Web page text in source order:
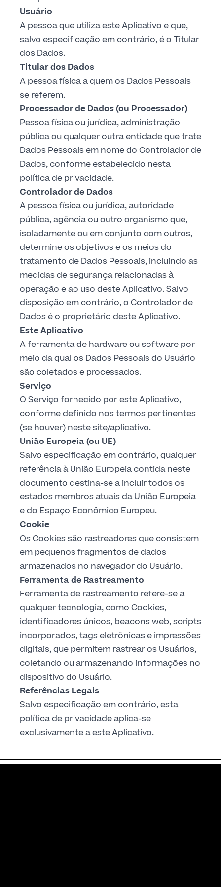
Usuário
A pessoa que utiliza este Aplicativo e que,
salvo especificação em contrário, é o Titular
dos Dados.
Titular dos Dados
A pessoa física a quem os Dados Pessoais
se referem.
Processador de Dados (ou Processador)
Pessoa física ou jurídica, administração
pública ou qualquer outra entidade que trate
Dados Pessoais em nome do Controlador de
Dados, conforme estabelecido nesta
política de privacidade.
Controlador de Dados
A pessoa física ou jurídica, autoridade
pública, agência ou outro organismo que,
isoladamente ou em conjunto com outros,
determine os objetivos e os meios do
tratamento de Dados Pessoais, incluindo as
medidas de segurança relacionadas à
operação e ao uso deste Aplicativo. Salvo
disposição em contrário, o Controlador de
Dados é o proprietário deste Aplicativo.
Este Aplicativo
A ferramenta de hardware ou software por
meio da qual os Dados Pessoais do Usuário
são coletados e processados.
Serviço
O Serviço fornecido por este Aplicativo,
conforme definido nos termos pertinentes
(se houver) neste site/aplicativo.
União Europeia (ou UE)
Salvo especificação em contrário, qualquer
referência à União Europeia contida neste
documento destina-se a incluir todos os
estados membros atuais da União Europeia
e do Espaço Econômico Europeu.
Cookie
Os Cookies são rastreadores que consistem
em pequenos fragmentos de dados
armazenados no navegador do Usuário.
Ferramenta de Rastreamento
Ferramenta de rastreamento refere-se a
qualquer tecnologia, como Cookies,
identificadores únicos, beacons web, scripts
incorporados, tags eletrônicas e impressões
digitais, que permitem rastrear os Usuários,
coletando ou armazenando informações no
dispositivo do Usuário.
Referências Legais
Salvo especificação em contrário, esta
política de privacidade aplica-se
exclusivamente a este Aplicativo.